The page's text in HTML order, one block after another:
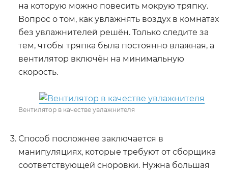
на которую можно повесить мокрую тряпку.
Вопрос о том, как увлажнять воздух в комнатах
без увлажнителей решён. Только следите за
тем, чтобы тряпка была постоянно влажная, а
вентилятор включён на минимальную
скорость.
Вентилятор в качестве увлажнителя
Способ посложнее заключается в
манипуляциях, которые требуют от сборщика
соответствующей сноровки. Нужна большая